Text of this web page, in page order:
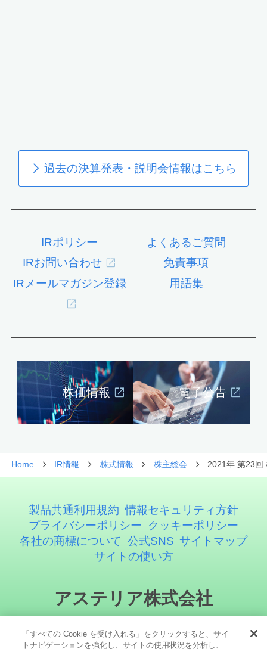
過去の決算発表・説明会情報はこちら
IRポリシー
よくあるご質問
IRお問い合わせ
免責事項
IRメールマガジン登録
用語集
株価情報 電子公告
Home IR情報 株式情報 株主総会 2021年 第23回
製品共通利用規約 情報セキュリティ方針
プライバシーポリシー
クッキーポリシー
各社の商標について 公式SNS サイトマップ
サイトの使い方
アステリア株式会社
「すべての Cookie を受け入れる」をクリックすると、サイ
トナビゲーションを強化し、サイトの使用状況を分析し、